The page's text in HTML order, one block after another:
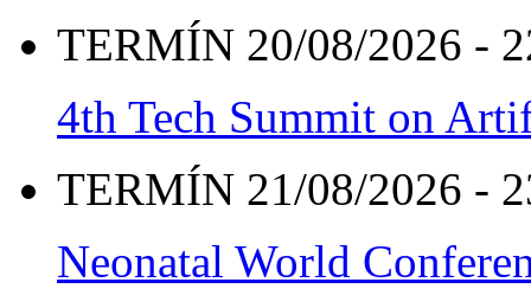
TERMÍN 20/08/2026 -
4th Tech Summit on
TERMÍN 21/08/2026 -
Neonatal World